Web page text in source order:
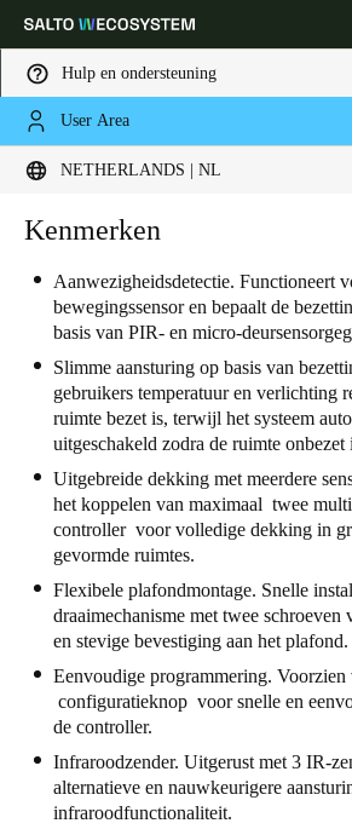
Hulp en ondersteuning
User Area
NETHERLANDS | NL
Kies uw locatie- en taalinstellingen
Global
Netherlands|Nederlands
Germany
Deutsch
Switzerland
Deutsch FrançaisItaliano
United Kingdom
English
Français
Kenmerken
Aanwezigheidsdetectie. Functioneert
bewegingssensor en bepaalt de
basis van PIR- en micro-
Slimme aansturing op basis van
gebruikers temperatuur en verlichting
ruimte bezet is, terwijl het systeem
uitgeschakeld zodra de ruimte onbezet
Uitgebreide dekking met meerdere
het koppelen van maximaal twee
controller voor volledige dekking in
gevormde ruimtes.
Flexibele plafondmontage. Snelle
draaimechanisme met twee schroeven
en stevige bevestiging aan het plafond.
Eenvoudige programmering. Voorzien
configuratieknop voor snelle en
de controller.
Infraroodzender. Uitgerust met 3 IR-
alternatieve en nauwkeurigere
infraroodfunctionaliteit.